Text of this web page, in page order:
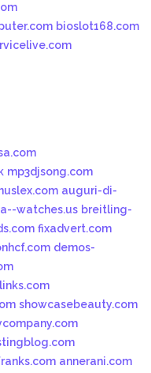
bioslot168.com
mp3djsong.com
auguri-di-
watches.us breitling-
fixadvert.com
demos-
showcasebeauty.com
annerani.com